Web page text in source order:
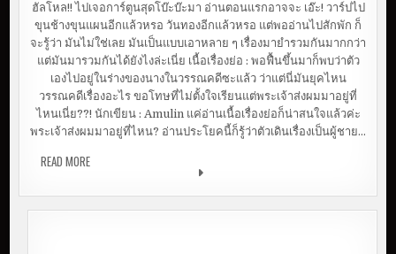
ฮัลโหล!! ไปเจอการ์ตูนสุดโบ๊ะบ๊ะมา อ่านตอนแรกอาจจะ เอ๊ะ! วาร์ปไป
ขุนช้างขุนแผนอีกแล้วหรอ วันทองอีกแล้วหรอ แต่พออ่านไปสักพัก ก็
จะรู้ว่า มันไม่ใช่เลย มันเป็นแบบเอาหลาย ๆ เรื่องมายำรวมกันมากกว่า
แต่มันมารวมกันได้ยังไงล่ะเนี่ย เนื้อเรื่องย่อ : พอฟื้นขึ้นมาก็พบว่าตัว
เองไปอยู่ในร่างของนางในวรรณคดีซะแล้ว ว่าแต่นี่มันยุคไหน
วรรณคดีเรื่องอะไร ขอโทษที่ไม่ตั้งใจเรียนแต่พระเจ้าส่งผมมาอยู่ที่
ไหนเนี่ย??! นักเขียน : Amulin แค่อ่านเนื้อเรื่องย่อก็น่าสนใจแล้วค่ะ
พระเจ้าส่งผมมาอยู่ที่ไหน? อ่านประโยคนี้ก็รู้ว่าตัวเดินเรื่องเป็นผู้ชาย…
READ MORE[WEBTOON] วันทองจะงามสักเพียงไร จึงต้องใจระตูทุกบุรี